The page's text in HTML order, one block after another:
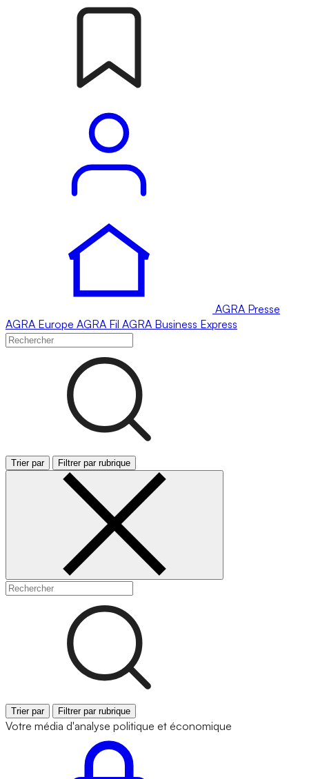
AGRA Presse
AGRA Europe AGRA Fil AGRA Business Express
Trier par Filtrer par rubrique
Trier par Filtrer par rubrique
Votre média d'analyse politique et économique